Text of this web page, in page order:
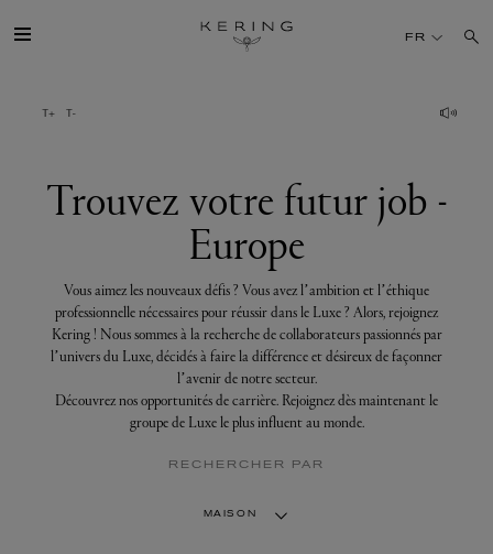
votre
futur
DÉV. DURABLE
FINANCE
PRESSE
FR
Trouvez votre futur job -
Europe
Vous aimez les nouveaux défis ? Vous avez l’ambition et l’éthique
professionnelle nécessaires pour réussir dans le Luxe ? Alors, rejoignez
Kering ! Nous sommes à la recherche de collaborateurs passionnés par
l’univers du Luxe, décidés à faire la différence et désireux de façonner
l’avenir de notre secteur.
Découvrez nos opportunités de carrière. Rejoignez dès maintenant le
groupe de Luxe le plus influent au monde.
RECHERCHER PAR
MAISON